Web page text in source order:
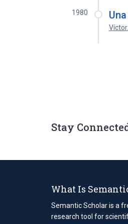
1980
Stay
What Is
Semantic Scholar is a
research tool for